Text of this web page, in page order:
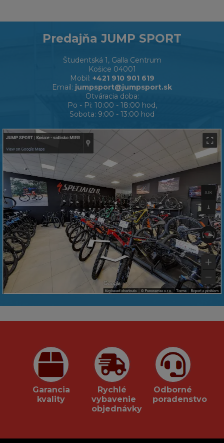
Predajňa JUMP SPORT
Študentská 1, Galla Centrum
Košice 04001
Mobil: +421 910 901 619
Email: jumpsport@jumpsport.sk
Otváracia doba:
Po - Pi: 10:00 - 18:00 hod,
Sobota: 9:00 - 13:00 hod
Garancia
kvality
Rychlé
vybavenie
objednávky
Odborné
poradenstvo